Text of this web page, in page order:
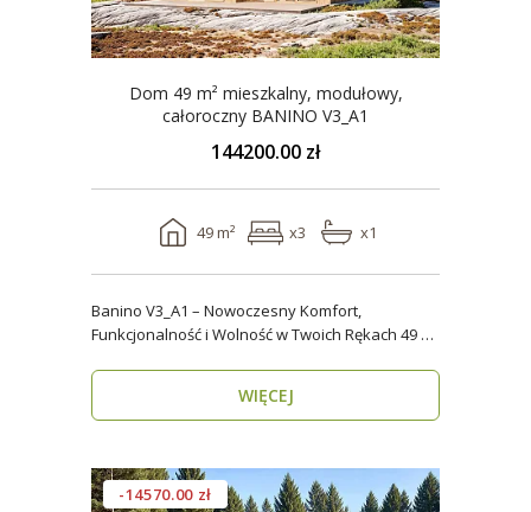
Dom 49 m² mieszkalny, modułowy,
całoroczny BANINO V3_A1
144200.00 zł
49 m² x3 x1
Banino V3_A1 – Nowoczesny Komfort,
Funkcjonalność i Wolność w Twoich Rękach 49 m²
WIĘCEJ
-14570.00 zł